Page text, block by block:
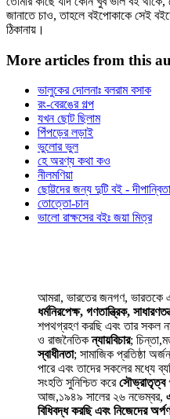
জানাতে চাও, তাহলে বইপোকাকে সেই
ঠিকানায়।
More articles from this
ভালুকের দোলনাঃ বলরাম বসাক
রং-বেরঙের গল্প
যখন ছোট ছিলাম
পিঁপড়ের লড়াই
ভুলোর ভুল
হে অরণ্য কথা কও
নীলমণিয়া
ছোট্টদের জন্য দুটি বই -
তোত্তো-চান
ভালো রাক্ষসের বইঃ জয়া মিত্র
আমরা, ভারতের জনগণ, ভারতকে
ধর্মনিরপেক্ষ, গণতান্ত্রিক,
শপথগ্রহণ করছি এবং তার সকল
ও রাজনৈতিকন্যায়বিচার;
স্বাধীনতা; সামাজিক প্রতিষ্ঠা
পারে এবং তাদের সকলের মধ্যে
সংহতি সুনিশ্চিত করেসৌভ্রাতৃত্ব
আজ,১৯৪৯ সালের ২৬ নভেম্বর,
বিধিবদ্ধ করছি এবং নিজেদের